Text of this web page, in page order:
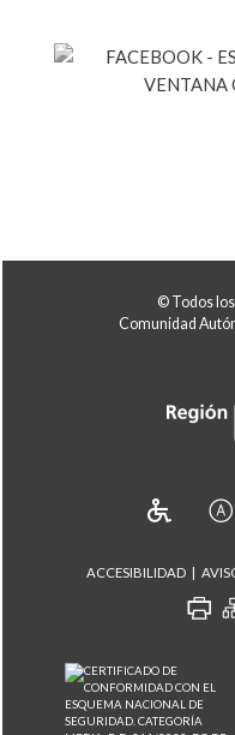
© Todos
Comunidad
ACCESIBILIDAD